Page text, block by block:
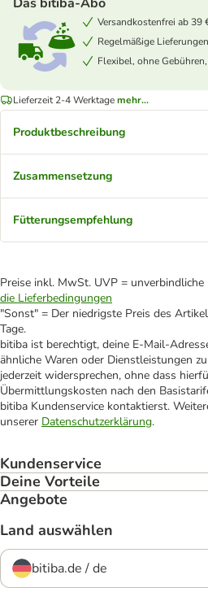
Versandkostenfrei ab 39
Regelmäßige
Flexibel, ohne
Lieferzeit 2-4 Werktagemehr...
Produktbeschreibung
Zusammensetzung
Fütterungsempfehlung
Preise inkl. MwSt. UVP =
die Lieferbedingungen
"Sonst" = Der niedrigste Preis des
Tage.
bitiba ist berechtigt, deine E-Mail-
ähnliche Waren oder Dienstleistungen
jederzeit widersprechen, ohne dass
Übermittlungskosten nach den
bitiba Kundenservice kontaktierst.
unserer Datenschutzerklärung.
Kundenservice
Deine Vorteile
Angebote
Land auswählen
bitiba.de / de